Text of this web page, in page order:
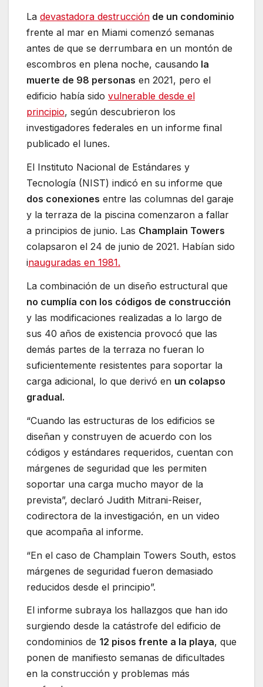
La devastadora destrucción de un condominio
frente al mar en Miami comenzó semanas
antes de que se derrumbara en un montón de
escombros en plena noche, causando la
muerte de 98 personas en 2021, pero el
edificio había sido vulnerable desde el
principio, según descubrieron los
investigadores federales en un informe final
publicado el lunes.
El Instituto Nacional de Estándares y
Tecnología (NIST) indicó en su informe que
dos conexiones entre las columnas del garaje
y la terraza de la piscina comenzaron a fallar
a principios de junio. Las Champlain Towers
colapsaron el 24 de junio de 2021. Habían sido
inauguradas en 1981.
La combinación de un diseño estructural que
no cumplía con los códigos de construcción
y las modificaciones realizadas a lo largo de
sus 40 años de existencia provocó que las
demás partes de la terraza no fueran lo
suficientemente resistentes para soportar la
carga adicional, lo que derivó en un colapso
gradual.
“Cuando las estructuras de los edificios se
diseñan y construyen de acuerdo con los
códigos y estándares requeridos, cuentan con
márgenes de seguridad que les permiten
soportar una carga mucho mayor de la
prevista”, declaró Judith Mitrani-Reiser,
codirectora de la investigación, en un video
que acompaña al informe.
“En el caso de Champlain Towers South, estos
márgenes de seguridad fueron demasiado
reducidos desde el principio”.
El informe subraya los hallazgos que han ido
surgiendo desde la catástrofe del edificio de
condominios de 12 pisos frente a la playa, que
ponen de manifiesto semanas de dificultades
en la construcción y problemas más